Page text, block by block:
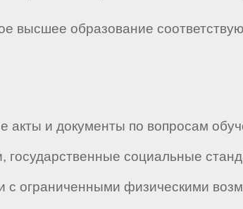
высшее образование
и документы по вопросам
социальные
ограниченными физическими